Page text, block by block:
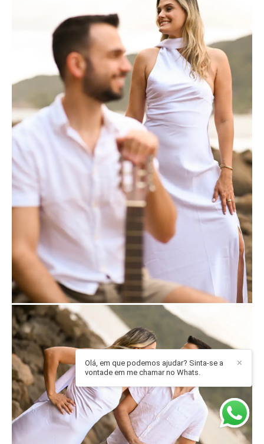
✕
Olá, em que podemos ajudar? Sinta-se a
vontade em me chamar no Whats.